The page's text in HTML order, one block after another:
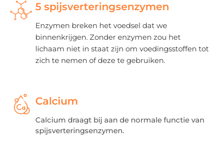
5 spijsverteringsenzymen
Enzymen breken het voedsel dat we
binnenkrijgen. Zonder enzymen zou het
lichaam niet in staat zijn om voedingsstoffen tot
zich te nemen of deze te gebruiken.
Calcium
Calcium draagt bij aan de normale functie van
spijsverteringsenzymen.